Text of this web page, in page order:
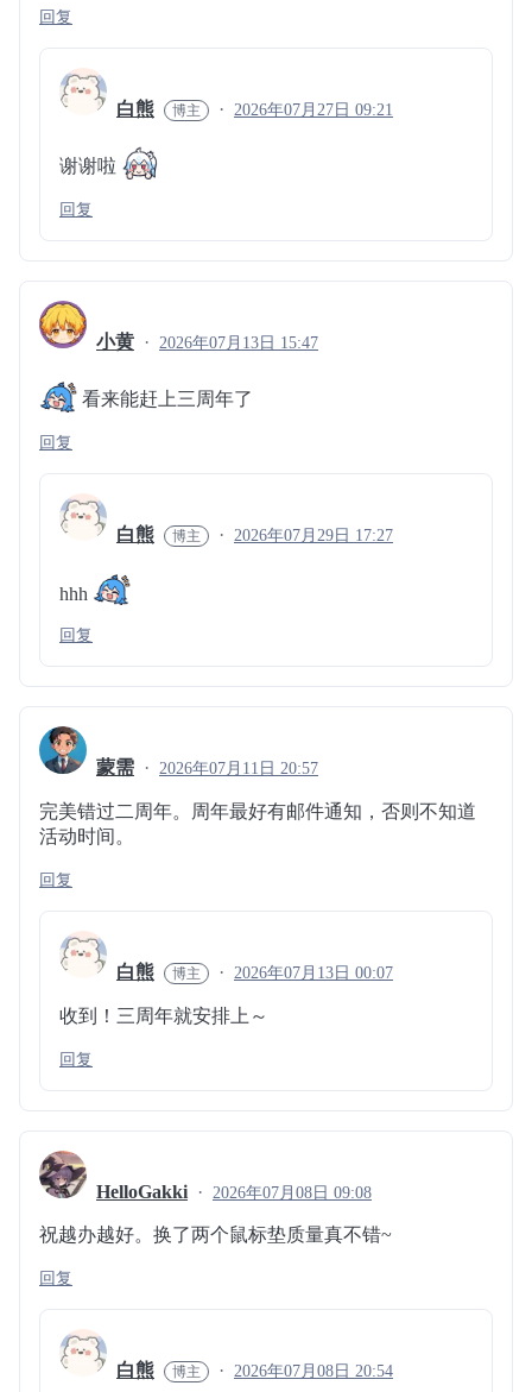
回复
白熊 2026年07月27日 09:21
谢谢啦
回复
小黄 2026年07月13日 15:47
看来能赶上三周年了
回复
白熊 2026年07月29日 17:27
hhh
回复
蒙需 2026年07月11日 20:57
完美错过二周年。周年最好有邮件通知，否则不知道
活动时间。
回复
白熊 2026年07月13日 00:07
收到！三周年就安排上～
回复
HelloGakki 2026年07月08日 09:08
祝越办越好。换了两个鼠标垫质量真不错~
回复
白熊 2026年07月08日 20:54